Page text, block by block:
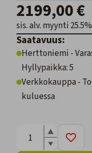
2199,00 €
sis. alv. myynti 25.5%
Saatavuus:
Herttoniemi -
Hyllypaikka: 5
Verkkokauppa -
kuluessa